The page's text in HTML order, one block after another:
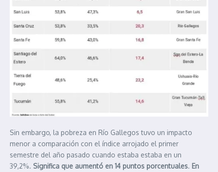
Sin embargo, la pobreza en Río Gallegos tuvo un impacto
menor a comparación con el índice arrojado el primer
semestre del año pasado cuando estaba estaba en un
39,2%. Significa que aumentó en 14 puntos porcentuales. En